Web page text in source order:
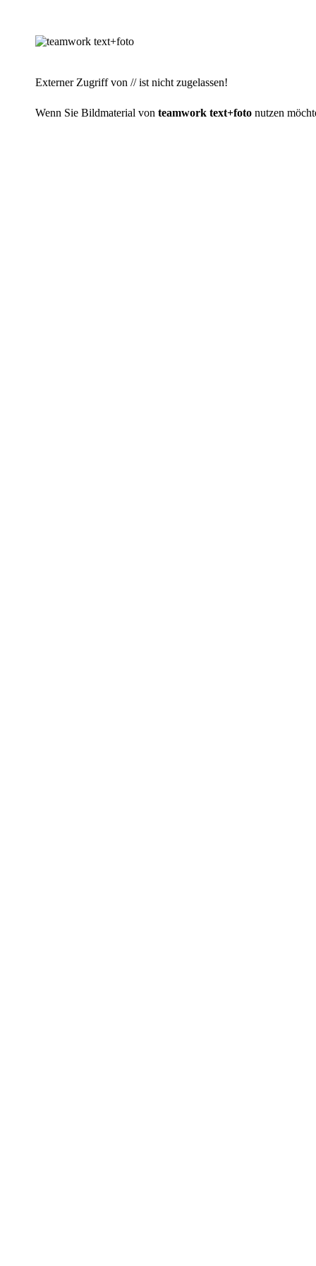
Externer Zugriff von // ist nicht zugelassen!
Wenn Sie Bildmaterial von teamwork text+foto nutzen